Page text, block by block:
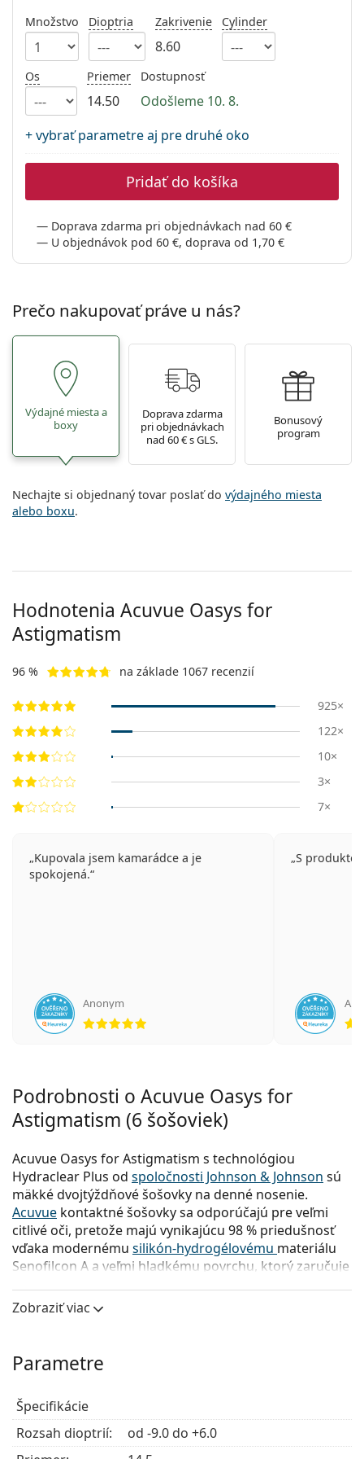
Prada
Všetky značky
Množstvo Dioptria Zakrivenie
8.60
Cylinder
Os Priemer
14.50
Dostupnosť
Odošleme 10. 8.
+ vybrať parametre aj pre druhé oko
Pridať do košíka
Doprava zdarma pri objednávkach nad 60 €
U objednávok pod 60 €, doprava od 1,70 €
Prečo nakupovať práve u nás?
Výdajné miesta a
boxy
Doprava zdarma
pri objednávkach
nad 60 € s GLS.
Bonusový
program
Nechajte si objednaný tovar poslať do výdajného miesta
alebo boxu.
Hodnotenia Acuvue Oasys for
Astigmatism
96 % na základe 1067 recenzií
925×
122×
10×
3×
7×
Kupovala jsem kamarádce a je
spokojená.
Anonym
S
Podrobnosti o Acuvue Oasys for
Astigmatism (6 šošoviek)
Acuvue Oasys for Astigmatism s technológiou
Hydraclear Plus od spoločnosti Johnson & Johnson sú
mäkké dvojtýždňové šošovky na denné nosenie.
Acuvue kontaktné šošovky sa odporúčajú pre veľmi
citlivé oči, pretože majú vynikajúcu 98 % priedušnosť
vďaka modernému silikón-hydrogélovému materiálu
Senofilcon A a veľmi hladkému povrchu, ktorý zaručuje
ich udržuje stále hydratované.
Tieto verzie už nie je možné objednať.
Výhody Acuvue Oasys for Astigmatism
s Hydraclear Plus
Zobraziť viac
Parametre
Špecifikácie
Rozsah dioptrií:
od -9.0 do +6.0